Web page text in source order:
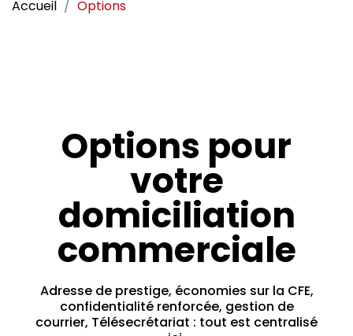
Accueil Options
Options pour
votre
domiciliation
commerciale
Adresse de prestige, économies sur la CFE,
confidentialité renforcée, gestion de
courrier, Télésecrétariat : tout est centralisé